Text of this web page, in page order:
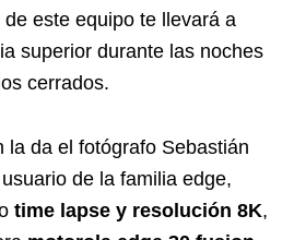
este equipo te llevará a
superior durante las noches
cerrados.
la da el fotógrafo Sebastián
de la familia edge,
time lapse y resolución 8K,